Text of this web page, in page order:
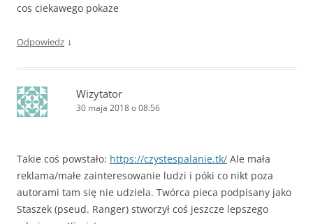
cos ciekawego pokaze
Odpowiedz ↓
Wizytator
30 maja 2018 o 08:56
Takie coś powstało: https://czystespalanie.tk/ Ale mała
reklama/małe zainteresowanie ludzi i póki co nikt poza
autorami tam się nie udziela. Twórca pieca podpisany jako
Staszek (pseud. Ranger) stworzył coś jeszcze lepszego